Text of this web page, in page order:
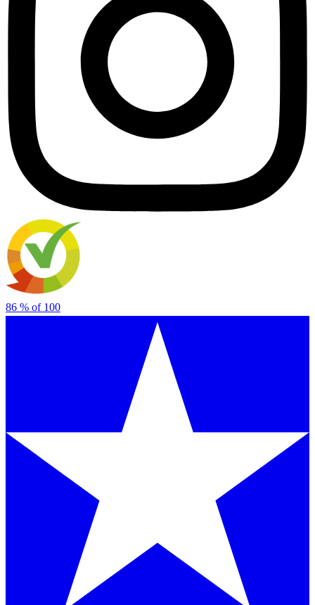
86 % of 100